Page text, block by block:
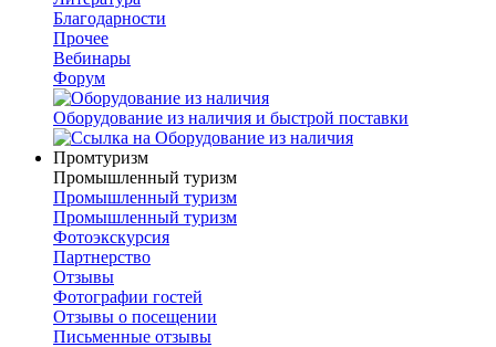
Благодарности
Прочее
Вебинары
Форум
Оборудование из наличия и быстрой поставки
Промтуризм
Промышленный туризм
Промышленный туризм
Промышленный туризм
Фотоэкскурсия
Партнерство
Отзывы
Фотографии гостей
Отзывы о посещении
Письменные отзывы